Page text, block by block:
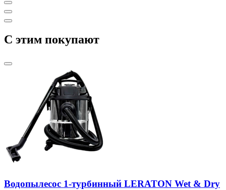
C этим покупают
Водопылесос 1-турбинный LERATON Wet & Dry